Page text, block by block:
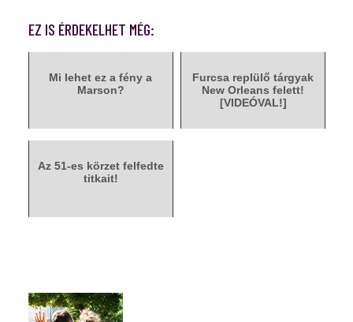
EZ IS ÉRDEKELHET MÉG:
Mi lehet ez a fény a
Marson?
Furcsa replülő tárgyak
New Orleans felett!
[VIDEÓVAL!]
Az 51-es körzet felfedte
titkait!